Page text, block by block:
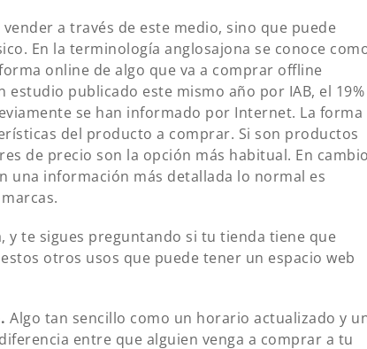
a través de este medio, sino que puede
En la terminología anglosajona se conoce
online de algo que va a comprar offline
estudio publicado este mismo año por IAB, el 19%
se han informado por Internet. La forma
del producto a comprar. Si son productos
de precio son la opción más habitual. En
una información más detallada lo normal es
y te sigues preguntando si tu tienda tiene que
otros usos que puede tener un espacio web
Algo tan sencillo como un horario actualizado y
entre que alguien venga a comprar a tu